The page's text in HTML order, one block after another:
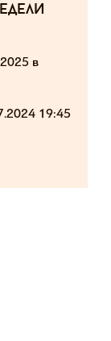
в
19:45